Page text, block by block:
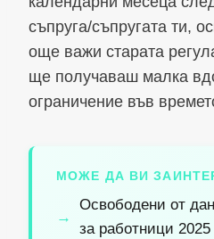
съпруга/съпругата ти,
още важи старата
ще получаваш малка
ограничение във
МОЖЕ ДА ВИ
Освободени от
за работници 2025